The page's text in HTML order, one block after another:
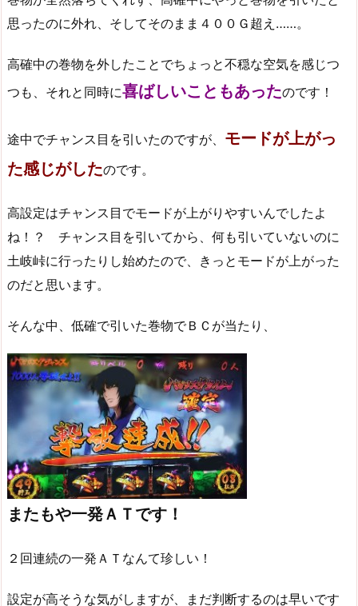
思ったのに外れ、そしてそのまま４００Ｇ超え……。
高確中の巻物を外したことでちょっと不穏な空気を感じつ
つも、それと同時に喜ばしいこともあったのです！
途中でチャンス目を引いたのですが、 モードが上がっ
た感じがしたのです。
高設定はチャンス目でモードが上がりやすいんでしたよ
ね！？ チャンス目を引いてから、何も引いていないのに
土岐峠に行ったりし始めたので、きっとモードが上がった
のだと思います。
そんな中、低確で引いた巻物でＢＣが当たり、
またもや一発ＡＴです！
２回連続の一発ＡＴなんて珍しい！
設定が高そうな気がしますが、まだ判断するのは早いです